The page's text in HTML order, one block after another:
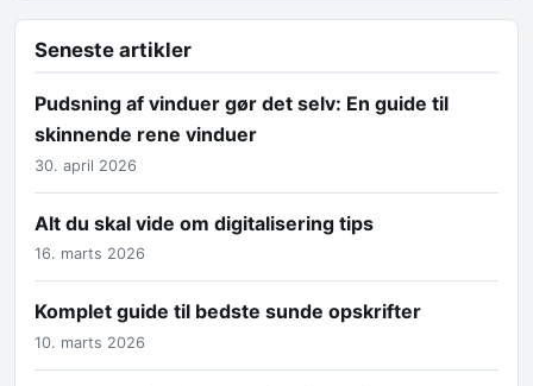
Seneste artikler
Pudsning af vinduer gør det selv: En guide til
skinnende rene vinduer
30. april 2026
Alt du skal vide om digitalisering tips
16. marts 2026
Komplet guide til bedste sunde opskrifter
10. marts 2026